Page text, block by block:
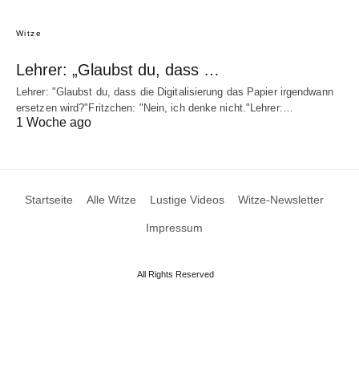
Witze
Lehrer: „Glaubst du, dass …
Lehrer: "Glaubst du, dass die Digitalisierung das Papier irgendwann
ersetzen wird?"Fritzchen: "Nein, ich denke nicht."Lehrer:…
1 Woche ago
Startseite Alle Witze Lustige Videos Witze-Newsletter
Impressum
All Rights Reserved